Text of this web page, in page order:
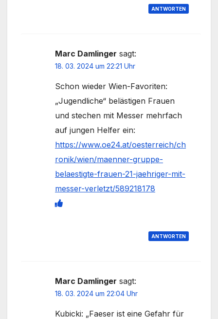
ANTWORTEN
Marc Damlinger sagt:
18. 03. 2024 um 22:21 Uhr
Schon wieder Wien-Favoriten:
„Jugendliche“ belästigen Frauen
und stechen mit Messer mehrfach
auf jungen Helfer ein:
https://www.oe24.at/oesterreich/ch
ronik/wien/maenner-gruppe-
belaestigte-frauen-21-jaehriger-mit-
messer-verletzt/589218178
ANTWORTEN
Marc Damlinger sagt:
18. 03. 2024 um 22:04 Uhr
Kubicki: „Faeser ist eine Gefahr für